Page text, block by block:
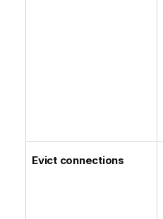
Evict connections